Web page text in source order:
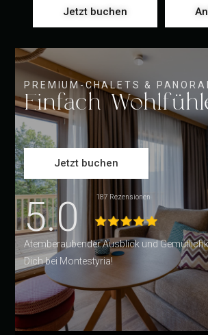
Jetzt buchen
PREMIUM-CHALETS &
Einfach
Jetzt buchen
5.0 187 Rezensionen
Atemberaubender Ausblick und
Dich bei Montestyria!